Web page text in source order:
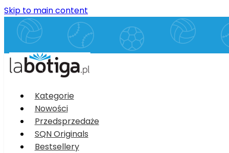
Skip to main content
Kategorie
Nowości
Przedsprzedaże
SQN Originals
Bestsellery